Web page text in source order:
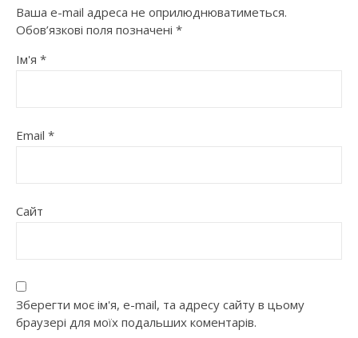
Ваша e-mail адреса не оприлюднюватиметься.
Обов’язкові поля позначені *
Ім'я *
Email *
Сайт
Зберегти моє ім'я, e-mail, та адресу сайту в цьому
браузері для моїх подальших коментарів.